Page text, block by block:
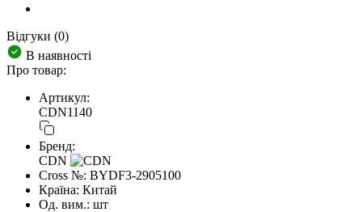
Відгуки (0)
В наявності
Про товар:
Артикул:
CDN1140
Бренд:
CDN
Cross №: BYDF3-2905100
Країна: Китай
Од. вим.: шт